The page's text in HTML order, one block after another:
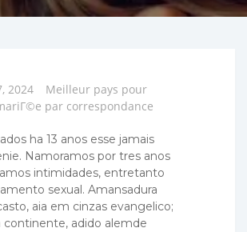
2024
Meilleur pays pour
par correspondance
ha 13 anos esse jamais
Namoramos por tres anos
intimidades, entretanto
sexual. Amansadura
aia em cinzas evangelico;
continente, adido alemde